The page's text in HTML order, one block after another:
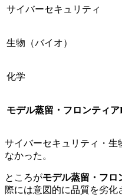
サイバーセキュリティ
生物（バイオ）
化学
モデル蒸留・フロンティ
サイバーセキュリティ・生
なかった。
ところがモデル蒸留・フ
際には意図的に品質を劣化